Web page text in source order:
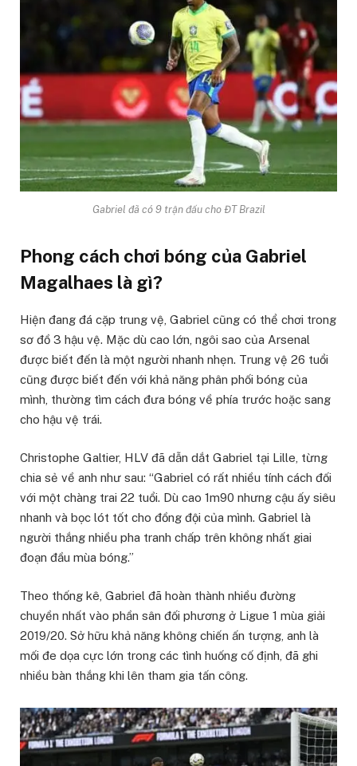
Gabriel đã có 9 trận đấu cho ĐT Brazil
Phong cách chơi bóng của Gabriel
Magalhaes là gì?
Hiện đang đá cặp trung vệ, Gabriel cũng có thể chơi trong
sơ đồ 3 hậu vệ. Mặc dù cao lớn, ngôi sao của Arsenal
được biết đến là một người nhanh nhẹn. Trung vệ 26 tuổi
cũng được biết đến với khả năng phân phối bóng của
mình, thường tìm cách đưa bóng về phía trước hoặc sang
cho hậu vệ trái.
Christophe Galtier, HLV đã dẫn dắt Gabriel tại Lille, từng
chia sẻ về anh như sau: “Gabriel có rất nhiều tính cách đối
với một chàng trai 22 tuổi. Dù cao 1m90 nhưng cậu ấy siêu
nhanh và bọc lót tốt cho đồng đội của mình. Gabriel là
người thắng nhiều pha tranh chấp trên không nhất giai
đoạn đầu mùa bóng.”
Theo thống kê, Gabriel đã hoàn thành nhiều đường
chuyền nhất vào phần sân đối phương ở Ligue 1 mùa giải
2019/20. Sở hữu khả năng không chiến ấn tượng, anh là
mối đe dọa cực lớn trong các tình huống cố định, đã ghi
nhiều bàn thắng khi lên tham gia tấn công.